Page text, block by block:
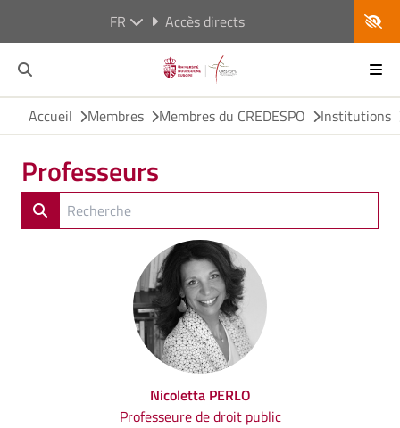
FR Accès directs
Accueil Membres Membres du CREDESPO Institutions
Professeurs
Nicoletta PERLO
Professeure de droit public